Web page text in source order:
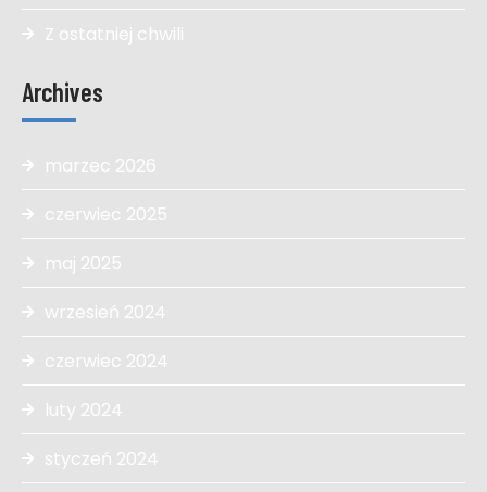
Z ostatniej chwili
Archives
marzec 2026
czerwiec 2025
maj 2025
wrzesień 2024
czerwiec 2024
luty 2024
styczeń 2024